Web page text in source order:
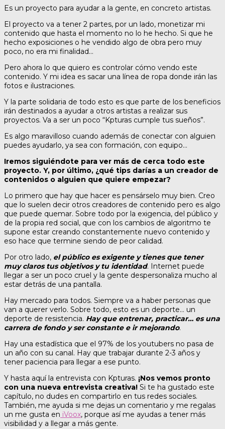
Es un proyecto para ayudar a la gente, en concreto artistas.
El proyecto va a tener 2 partes, por un lado, monetizar mi
contenido que hasta el momento no lo he hecho. Si que he
hecho exposiciones o he vendido algo de obra pero muy
poco, no era mi finalidad…
Pero ahora lo que quiero es controlar cómo vendo este
contenido. Y mi idea es sacar una línea de ropa donde irán las
fotos e ilustraciones.
Y la parte solidaria de todo esto es que parte de los beneficios
irán destinados a ayudar a otros artistas a realizar sus
proyectos. Va a ser un poco “Kpturas cumple tus sueños”.
Es algo maravilloso cuando además de conectar con alguien
puedes ayudarlo, ya sea con formación, con equipo…
Iremos siguiéndote para ver más de cerca todo este
proyecto. Y, por último, ¿qué tips darías a un creador de
contenidos o alguien que quiere empezar?
Lo primero que hay que hacer es pensárselo muy bien. Creo
que lo suelen decir otros creadores de contenido pero es algo
que puede quemar. Sobre todo por la exigencia, del público y
de la propia red social, que con los cambios de algoritmo te
supone estar creando constantemente nuevo contenido y
eso hace que termine siendo de peor calidad.
Por otro lado, el público es exigente y tienes que tener
muy claros tus objetivos y tu identidad. Internet puede
llegar a ser un poco cruel y la gente despersonaliza mucho al
estar detrás de una pantalla.
Hay mercado para todos. Siempre va a haber personas que
van a querer verlo. Sobre todo, esto es un deporte… un
deporte de resistencia. Hay que entrenar, practicar… es una
carrera de fondo y ser constante e ir mejorando.
Hay una estadística que el 97% de los youtubers no pasa de
un año con su canal. Hay que trabajar durante 2-3 años y
tener paciencia para llegar a ese punto.
Y hasta aquí la entrevista con Kpturas. ¡Nos vemos pronto
con una nueva entrevista creativa! Si te ha gustado este
capítulo, no dudes en compartirlo en tus redes sociales.
También, me ayuda si me dejas un comentario y me regalas
un me gusta en iVoox, porque así me ayudas a tener más
visibilidad y a llegar a más gente.